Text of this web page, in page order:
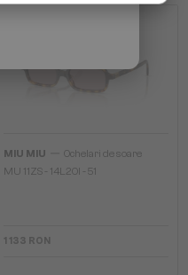
MIU MIU
Ochelari de soare
MU 11ZS - 14L20I - 51
1 133 RON